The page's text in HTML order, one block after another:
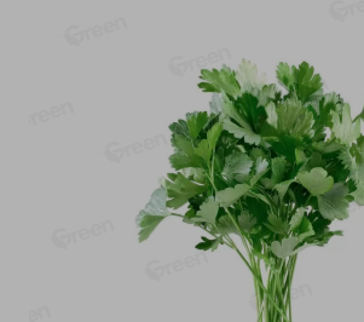
Показать 15-28 из 76